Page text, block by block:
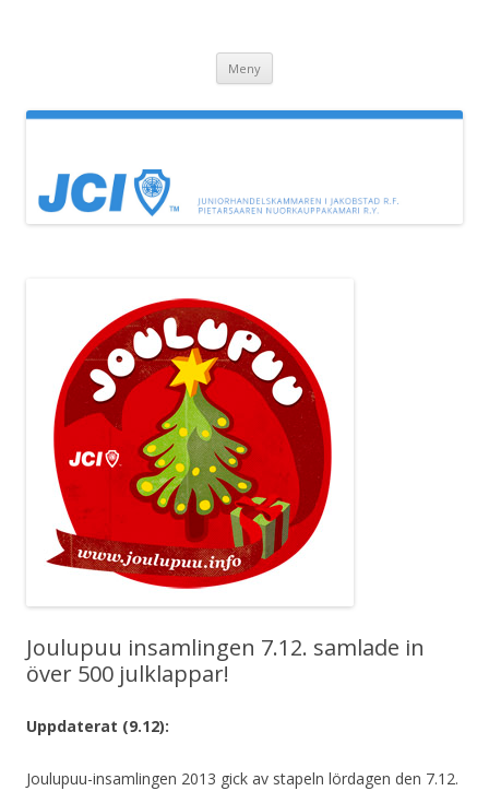
Meny
Joulupuu insamlingen 7.12. samlade in
över 500 julklappar!
Uppdaterat (9.12):
Joulupuu-insamlingen 2013 gick av stapeln lördagen den 7.12.